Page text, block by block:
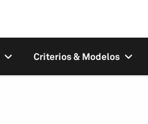
Criterios & Modelos